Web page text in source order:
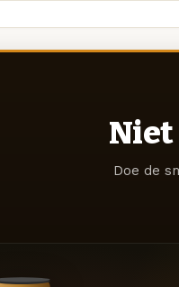
Niet
Doe de